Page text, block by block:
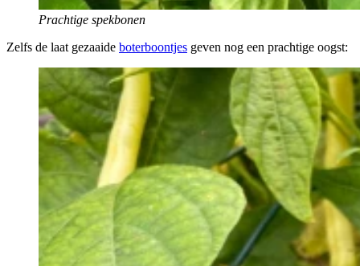
Prachtige spekbonen
Zelfs de laat gezaaide boterboontjes geven nog een prachtige oogst: